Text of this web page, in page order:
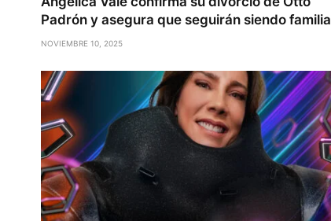
Padrón y asegura que seguirán siendo familia
NOVIEMBRE 10, 2025